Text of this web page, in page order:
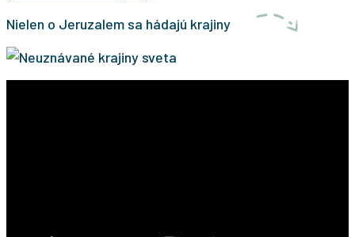
Nielen o Jeruzalem sa hádajú krajiny